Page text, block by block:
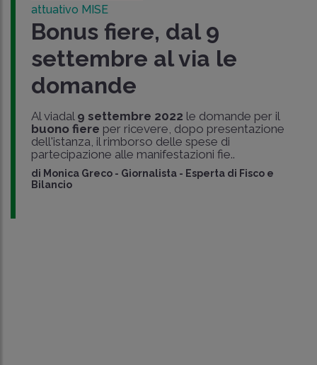
attuativo MISE
Bonus fiere, dal 9
settembre al via le
domande
Al viadal 9 settembre 2022 le domande per il
buono fiere per ricevere, dopo presentazione
dell'istanza, il rimborso delle spese di
partecipazione alle manifestazioni fie..
di Monica Greco - Giornalista - Esperta di Fisco e
Bilancio